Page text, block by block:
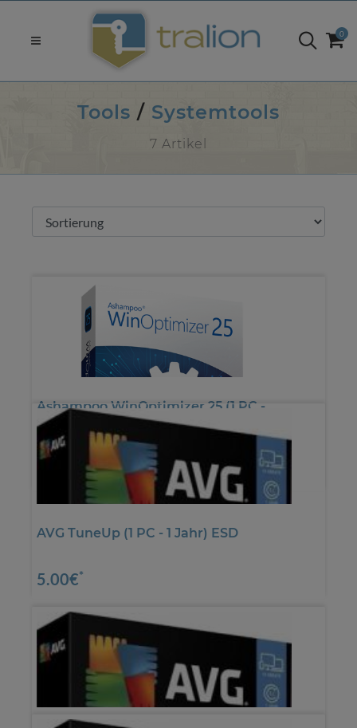
0
Tools / Systemtools
7 Artikel
Ashampoo WinOptimizer 25 (1 PC -
perpetual) ESD Download
12.60€*
AVG TuneUp (1 PC - 1 Jahr) ESD
5.00€*